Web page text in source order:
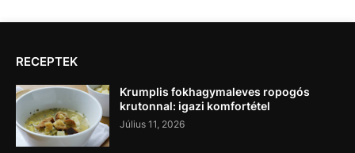
RECEPTEK
Krumplis fokhagymaleves ropogós
krutonnal: igazi komfortétel
Július 11, 2026